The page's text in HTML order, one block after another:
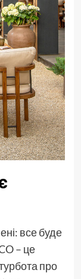
все буде
– це
про